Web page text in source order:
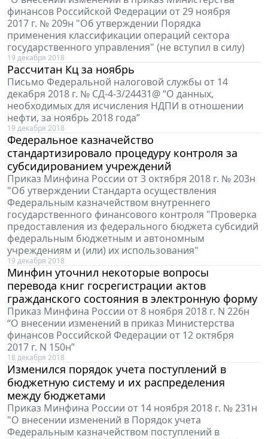
финансов Российской Федерации от 29 ноября
2017 г. № 209н "Об утверждении Порядка
применения классификации операций сектора
государственного управления" (не вступил в силу)
19 декабря 2018
Рассчитан Кц за ноябрь
Письмо Федеральной налоговой службы от 14
декабря 2018 г. № СД-4-3/24431@ “О данных,
необходимых для исчисления НДПИ в отношении
нефти, за ноябрь 2018 года”
19 декабря 2018
Федеральное казначейство
стандартизировало процедуру контроля за
субсидированием учреждений
Приказ Минфина России от 3 октября 2018 г. № 203н
"Об утверждении Стандарта осуществления
Федеральным казначейством внутреннего
государственного финансового контроля "Проверка
предоставления из федерального бюджета субсидий
федеральным бюджетным и автономным
учреждениям и (или) их использования"
19 декабря 2018
Минфин уточнил некоторые вопросы
перевода книг госрегистрации актов
гражданского состояния в электронную форму
Приказ Минфина России от 8 ноября 2018 г. N 226н
“О внесении изменений в приказ Министерства
финансов Российской Федерации от 12 октября
2017 г. N 150н”
18 декабря 2018
Изменился порядок учета поступлений в
бюджетную систему и их распределения
между бюджетами
Приказ Минфина России от 14 ноября 2018 г. № 231н
"О внесении изменений в Порядок учета
Федеральным казначейством поступлений в